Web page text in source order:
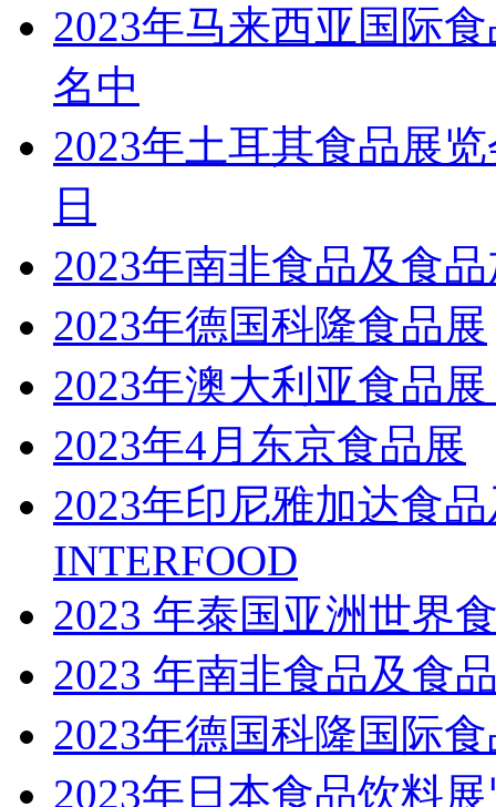
2023年马来西亚国际
名中
2023年土耳其食品展
日
2023年南非食品及食
2023年德国科隆食品展
2023年澳大利亚食品
2023年4月东京食品展
2023年印尼雅加达食
INTERFOOD
2023 年泰国亚洲世界
2023 年南非食品及食
2023年德国科隆国际
2023年日本食品饮料